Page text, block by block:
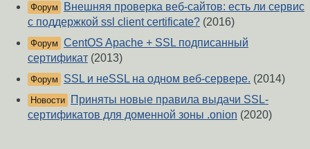
Форум
Внешняя проверка веб-сайтов: есть ли сервис
с поддержкой ssl client certificate? (2016)
Форум CentOS Apache + SSL подписанный
сертификат (2013)
Форум SSL и неSSL на одном веб-сервере. (2014)
Новости
Приняты новые правила выдачи SSL-
сертификатов для доменной зоны .onion (2020)